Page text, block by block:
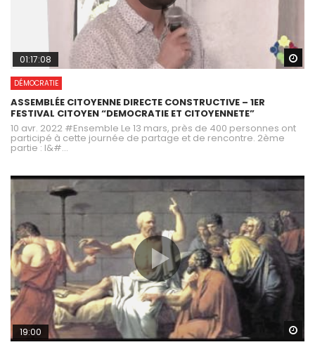
01:17:08
DÉMOCRATIE
ASSEMBLÉE CITOYENNE DIRECTE CONSTRUCTIVE – 1ER
FESTIVAL CITOYEN “DEMOCRATIE ET CITOYENNETE”
10 avr. 2022 #Ensemble Le 13 mars, près de 400 personnes ont
participé à cette journée de partage et de rencontre. 2ème
partie : l&#...
19:00